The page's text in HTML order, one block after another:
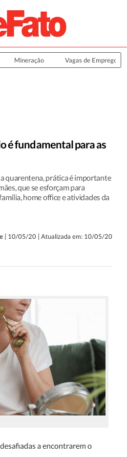
Mineração Vagas de Emprego
é fundamental para as
quarentena, prática é importante
que se esforçam para
home office e atividades da
| 10/05/20 | Atualizada em: 10/05/20
a encontrarem o